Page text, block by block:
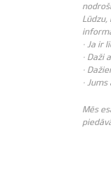
· Ja ir
· Daži
·
·
Mēs